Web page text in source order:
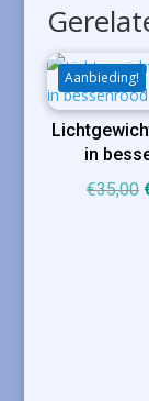
Aanbieding!
in
€35,00